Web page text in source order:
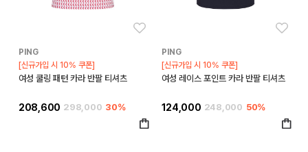
PING
[신규가입 시 10% 쿠폰]
여성 쿨링 패턴 카라 반팔 티셔츠
208,600 298,000 30%
PING
[신규가입 시 10% 쿠폰]
여성 레이스 포인트 카라 반팔 티셔츠
124,000 248,000 50%